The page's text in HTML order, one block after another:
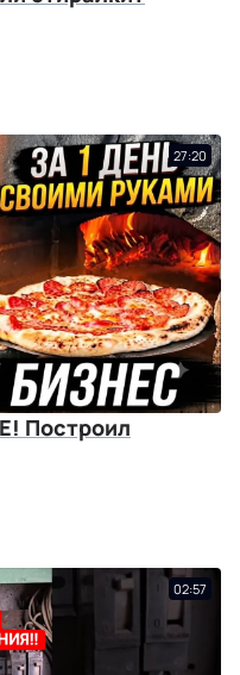
27:20
Построил
02:57